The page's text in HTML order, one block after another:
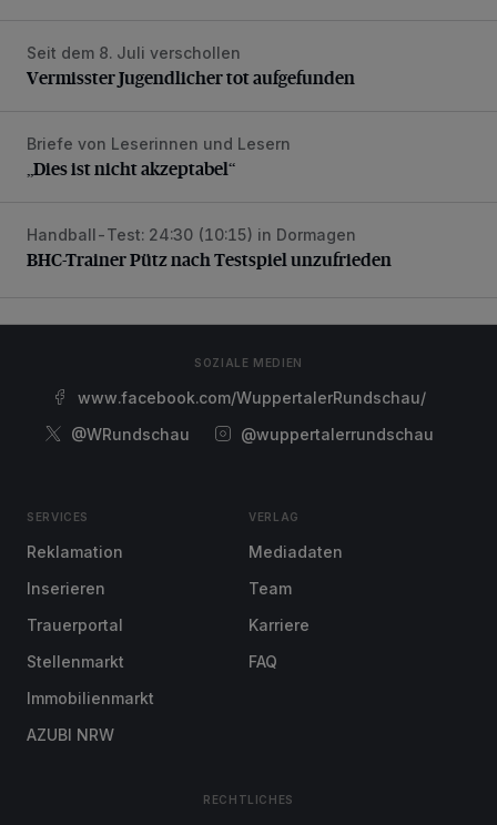
Vermisster Jugendlicher tot aufgefunden
Seit dem 8. Juli verschollen
Vermisster Jugendlicher tot aufgefunden
„Dies ist nicht akzeptabel“
Briefe von Leserinnen und Lesern
„Dies ist nicht akzeptabel“
BHC-Trainer Pütz nach Testspiel unzufrieden
Handball-Test: 24:30 (10:15) in Dormagen
BHC-Trainer Pütz nach Testspiel unzufrieden
SOZIALE MEDIEN
www.facebook.com/WuppertalerRundschau/
@WRundschau
@wuppertalerrundschau
SERVICES
Reklamation
Inserieren
Trauerportal
Stellenmarkt
Immobilienmarkt
AZUBI NRW
VERLAG
Mediadaten
Team
Karriere
FAQ
RECHTLICHES